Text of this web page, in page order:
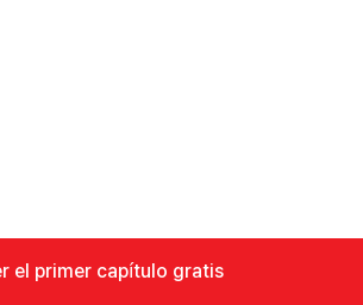
el primer capítulo gratis